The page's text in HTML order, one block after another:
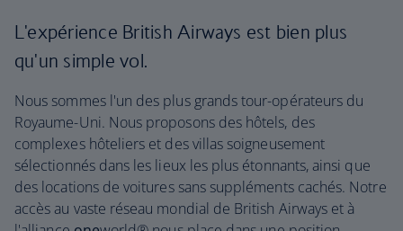
L'expérience British Airways est bien plus
qu'un simple vol.
Nous sommes l'un des plus grands tour-opérateurs du
Royaume-Uni. Nous proposons des hôtels, des
complexes hôteliers et des villas soigneusement
sélectionnés dans les lieux les plus étonnants, ainsi que
des locations de voitures sans suppléments cachés. Notre
accès au vaste réseau mondial de British Airways et à